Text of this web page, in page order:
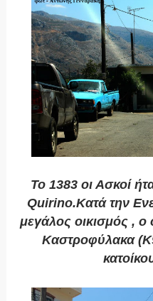
Το 1383 οι Ασκοί
Quirino.Κατά την
μεγάλος οικισμός , ο
Καστροφύλακα